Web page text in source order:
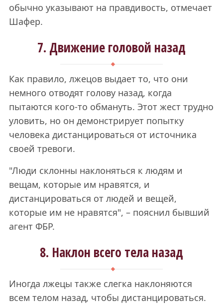
обычно указывают на правдивость, отмечает
Шафер.
7. Движение головой назад
Как правило, лжецов выдает то, что они
немного отводят голову назад, когда
пытаются кого-то обмануть. Этот жест трудно
уловить, но он демонстрирует попытку
человека дистанцироваться от источника
своей тревоги.
"Люди склонны наклоняться к людям и
вещам, которые им нравятся, и
дистанцироваться от людей и вещей,
которые им не нравятся", – пояснил бывший
агент ФБР.
8. Наклон всего тела назад
Иногда лжецы также слегка наклоняются
всем телом назад, чтобы дистанцироваться.